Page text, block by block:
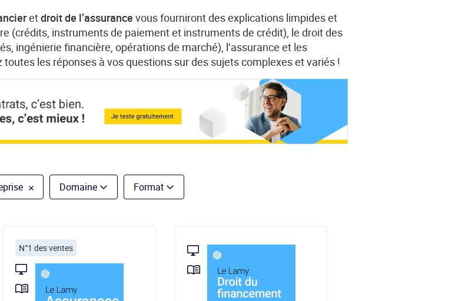
etdroit de l’assurance vous fourniront des explications limpides et
(crédits, instruments de paiement et instruments de crédit), le droit des
ingénierie financière, opérations de marché), l’assurance et les
toutes les réponses à vos questions sur des sujets complexes et variés !
Domaine Format
N°1 des ventes